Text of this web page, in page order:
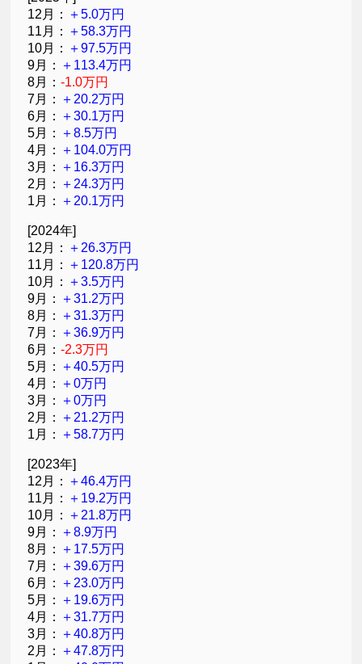
12月： ＋5.0万円
11月： ＋58.3万円
10月： ＋97.5万円
9月： ＋113.4万円
8月：-1.0万円
7月： ＋20.2万円
6月： ＋30.1万円
5月： ＋8.5万円
4月： ＋104.0万円
3月： ＋16.3万円
2月： ＋24.3万円
1月： ＋20.1万円
[2024年]
12月： ＋26.3万円
11月： ＋120.8万円
10月： ＋3.5万円
9月： ＋31.2万円
8月： ＋31.3万円
7月： ＋36.9万円
6月：-2.3万円
5月： ＋40.5万円
4月： ＋0万円
3月： ＋0万円
2月： ＋21.2万円
1月： ＋58.7万円
[2023年]
12月： ＋46.4万円
11月： ＋19.2万円
10月： ＋21.8万円
9月： ＋8.9万円
8月： ＋17.5万円
7月： ＋39.6万円
6月： ＋23.0万円
5月： ＋19.6万円
4月： ＋31.7万円
3月： ＋40.8万円
2月： ＋47.8万円